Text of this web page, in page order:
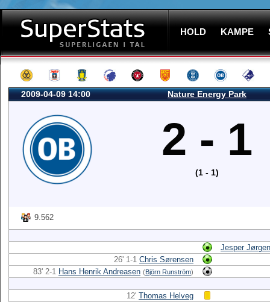
HOLD KAMPE
2009-04-09 14:00 Nature Energy Park
2 - 1
(1 - 1)
9.562
Jesper
26' 1-1 Chris Sørensen
83' 2-1 Hans Henrik Andreasen (Björn Runström)
12' Thomas Helveg